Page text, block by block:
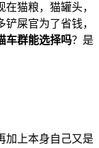
猫粮，猫罐头，
屎官为了省钱，
车群能选择吗？是
加上本身自己又是